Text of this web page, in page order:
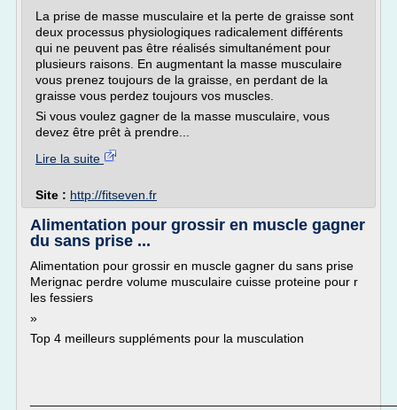
La prise de masse musculaire et la perte de graisse sont
deux processus physiologiques radicalement différents
qui ne peuvent pas être réalisés simultanément pour
plusieurs raisons. En augmentant la masse musculaire
vous prenez toujours de la graisse, en perdant de la
graisse vous perdez toujours vos muscles.
Si vous voulez gagner de la masse musculaire, vous
devez être prêt à prendre...
Lire la suite
Site : http://fitseven.fr
Alimentation pour grossir en muscle gagner
du sans prise ...
Alimentation pour grossir en muscle gagner du sans prise
Merignac perdre volume musculaire cuisse proteine pour r
les fessiers
»
Top 4 meilleurs suppléments pour la musculation